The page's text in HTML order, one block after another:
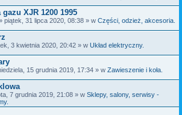
XJR 1200 1995
piątek, 31 lipca 2020, 08:38 » w Części, odzież, akcesoria.
3 kwietnia 2020, 20:42 » w Układ elektryczny.
15 grudnia 2019, 17:34 » w Zawieszenie i koła.
7 grudnia 2019, 21:08 » w Sklepy, salony, serwisy -